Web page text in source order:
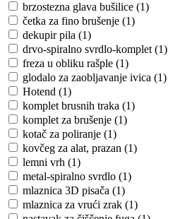
brzostezna glava bušilice (1)
četka za fino brušenje (1)
dekupir pila (1)
drvo-spiralno svrdlo-komplet (1)
freza u obliku rašple (1)
glodalo za zaobljavanje ivica (1)
Hotend (1)
komplet brusnih traka (1)
komplet za brušenje (1)
kotač za poliranje (1)
kovčeg za alat, prazan (1)
lemni vrh (1)
metal-spiralno svrdlo (1)
mlaznica 3D pisača (1)
mlaznica za vrući zrak (1)